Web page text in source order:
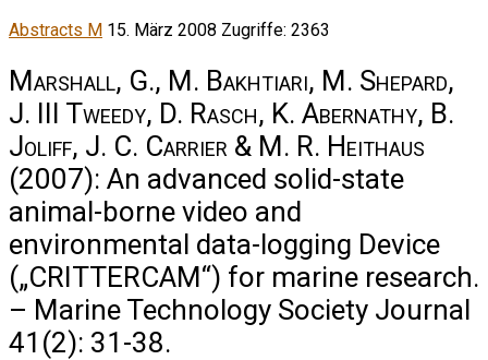
Abstracts M 15. März 2008 Zugriffe: 2363
Marshall, G., M. Bakhtiari, M. Shepard,
J. III Tweedy, D. Rasch, K. Abernathy, B.
Joliff, J. C. Carrier & M. R. Heithaus
(2007): An advanced solid-state
animal-borne video and
environmental data-logging Device
(„CRITTERCAM“) for marine research.
– Marine Technology Society Journal
41(2): 31-38.